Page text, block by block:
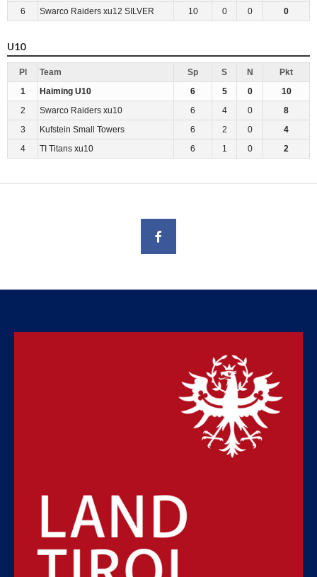
6
Swarco Raiders xu12 SILVER 10 0 0 0
U10
Pl Team Sp S N
Pkt
1
Haiming U10 6 5 0
10
2
Swarco Raiders xu10 6 4 0
8
3
Kufstein Small Towers 6 2 0
4
4
TI Titans xu10 6 1 0 2